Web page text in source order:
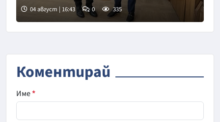
04 август | 16:43 0 335
Коментирай
Име*